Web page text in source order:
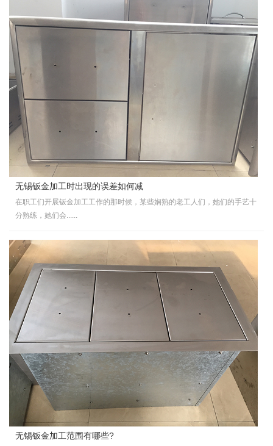
无锡钣金加工时出现的误差如何减
在职工们开展钣金加工工作的那时候，某些娴熟的老工人们，她们的手艺十
分熟练，她们会......
无锡钣金加工范围有哪些?